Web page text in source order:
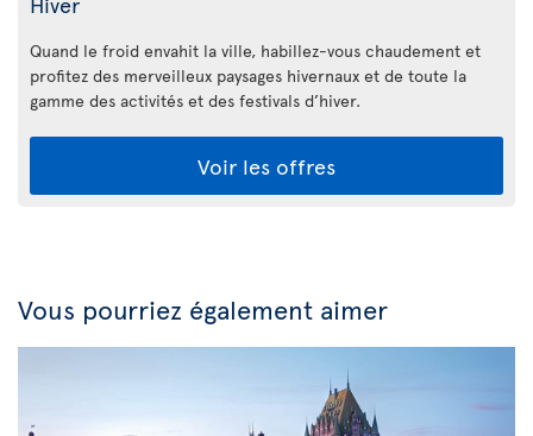
Quand le froid envahit la ville, habillez-vous chaudement et
profitez des merveilleux paysages hivernaux et de toute la
gamme des activités et des festivals d’hiver.
Voir les offres
Vous pourriez également aimer